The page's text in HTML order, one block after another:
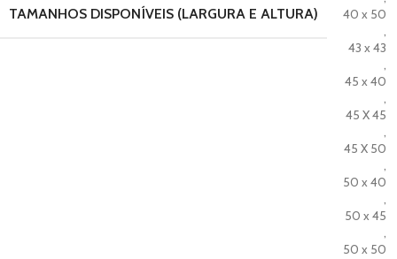
TAMANHOS DISPONÍVEIS (LARGURA E ALTURA)
40 x 50
,
43 x 43
,
45 x 40
,
45 X 45
,
45 X 50
,
50 x 40
,
50 x 45
,
50 x 50